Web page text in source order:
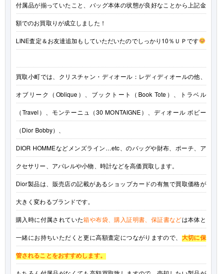
付属品が揃っていたこと、バッグ本体の状態が良好なことから上記金
額でのお買取りが成立しました！
LINE査定＆お友達追加もしていただいたのでしっかり10％ＵＰです
買取小町では、クリスチャン・ディオール：レディディオールの他、
オブリーク（Oblique）、ブックトート（Book Tote）、トラベル
（Travel）、モンテーニュ（30 MONTAIGNE）、ディオール ボビー
（Dior Bobby）、
DIOR HOMMEなどメンズライン…etc、のバッグや財布、ポーチ、ア
クセサリー、アパレルや小物、時計などを高価買取します。
Dior製品は、販売店の記載があるショップカードの有無で買取価格が
大きく変わるブランドです。
購入時に付属されていた箱や布袋、購入証明書、保証書などは本体と
一緒にお持ちいただくと更に高額査定につながりますので、 大切に保
管されることをおすすめします。